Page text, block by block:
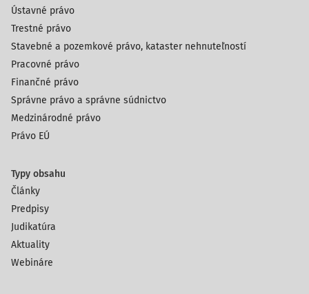
Ústavné právo
Trestné právo
Stavebné a pozemkové právo, kataster nehnuteľností
Pracovné právo
Finančné právo
Správne právo a správne súdnictvo
Medzinárodné právo
Právo EÚ
Typy obsahu
Články
Predpisy
Judikatúra
Aktuality
Webináre